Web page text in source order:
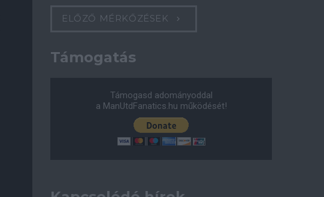
ELŐZŐ MÉRKŐZÉSEK
Támogatás
Támogasd adományoddal
a ManUtdFanatics.hu működését!